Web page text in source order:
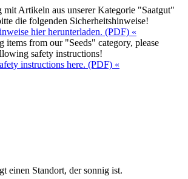
mit Artikeln aus unserer Kategorie "Saatgut"
die folgenden Sicherheitshinweise!
hier herunterladen. (PDF) «
items from our "Seeds" category, please
safety instructions!
instructions here. (PDF) «
einen Standort, der sonnig ist.